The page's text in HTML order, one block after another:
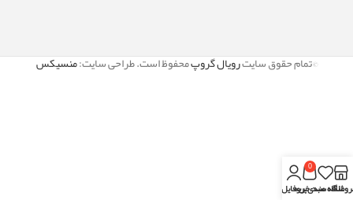
©تمام حقوق سایترویال گروپمحفوظ است. طراحی سایت:منسیکس
علاقه مندی
0
سبد خریدپروفایل